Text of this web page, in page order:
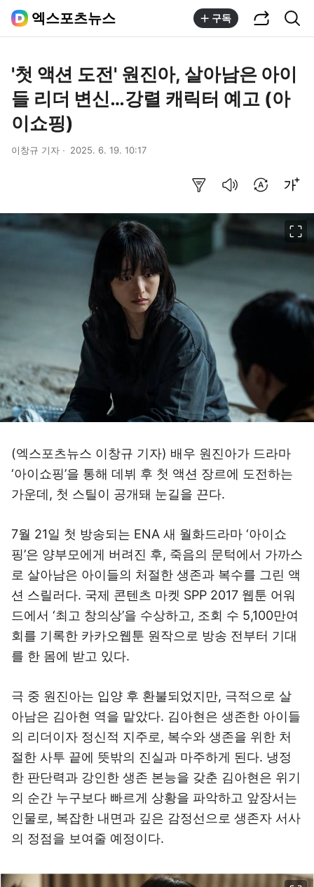
엑스포츠뉴스 구독
'첫 액션 도전' 원진아, 살아남은 아이
들 리더 변신…강렬 캐릭터 예고 (아
이쇼핑)
이창규 기자 2025. 6. 19. 10:17
(엑스포츠뉴스 이창규 기자) 배우 원진아가 드라마
‘아이쇼핑’을 통해 데뷔 후 첫 액션 장르에 도전하는
가운데, 첫 스틸이 공개돼 눈길을 끈다.
7월 21일 첫 방송되는 ENA 새 월화드라마 ‘아이쇼
핑’은 양부모에게 버려진 후, 죽음의 문턱에서 가까스
로 살아남은 아이들의 처절한 생존과 복수를 그린 액
션 스릴러다. 국제 콘텐츠 마켓 SPP 2017 웹툰 어워
드에서 ‘최고 창의상’을 수상하고, 조회 수 5,100만여
회를 기록한 카카오웹툰 원작으로 방송 전부터 기대
를 한 몸에 받고 있다.
극 중 원진아는 입양 후 환불되었지만, 극적으로 살
아남은 김아현 역을 맡았다. 김아현은 생존한 아이들
의 리더이자 정신적 지주로, 복수와 생존을 위한 처
절한 사투 끝에 뜻밖의 진실과 마주하게 된다. 냉정
한 판단력과 강인한 생존 본능을 갖춘 김아현은 위기
의 순간 누구보다 빠르게 상황을 파악하고 앞장서는
인물로, 복잡한 내면과 깊은 감정선으로 생존자 서사
의 정점을 보여줄 예정이다.